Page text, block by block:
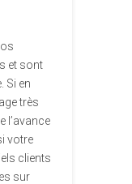
et sont
Si en
très
l’avance
votre
clients
sur